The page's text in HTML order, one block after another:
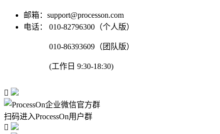
邮箱：support@processon.com
电话：
010-82796300（个人版）
010-86393609（团队版）
(工作日 9:30-18:30)

扫码进入ProcessOn用户群
